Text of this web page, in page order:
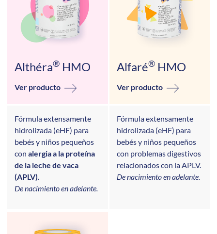
Althéra® HMO
Ver producto
Alfaré®HMO
Ver producto
Fórmula extensamente
hidrolizada (eHF) para
bebés y niños pequeños
con alergia a la proteína
de la leche de vaca
(APLV).
De nacimiento en adelante.
Fórmula extensamente
hidrolizada (eHF) para
bebés y niños pequeños
con problemas digestivos
relacionados con la APLV.
De nacimiento en adelante.